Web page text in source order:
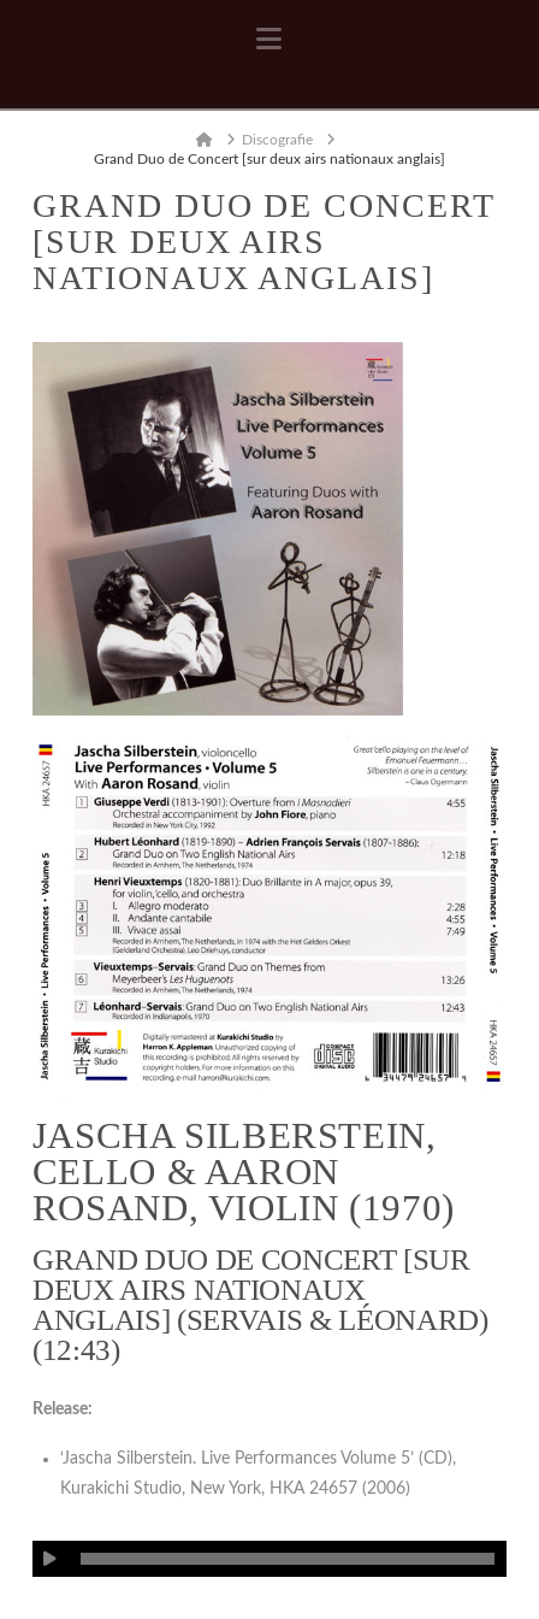
Navigation
HomeDiscografie
Grand Duo de Concert [sur deux airs nationaux anglais]
GRAND DUO DE CONCERT
[SUR DEUX AIRS
NATIONAUX ANGLAIS]
JASCHA SILBERSTEIN,
CELLO & AARON
ROSAND, VIOLIN (1970)
GRAND DUO DE CONCERT [SUR
DEUX AIRS NATIONAUX
ANGLAIS] (SERVAIS & LÉONARD)
(12:43)
Release:
‘Jascha Silberstein. Live Performances Volume 5’ (CD),
Kurakichi Studio, New York, HKA 24657 (2006)